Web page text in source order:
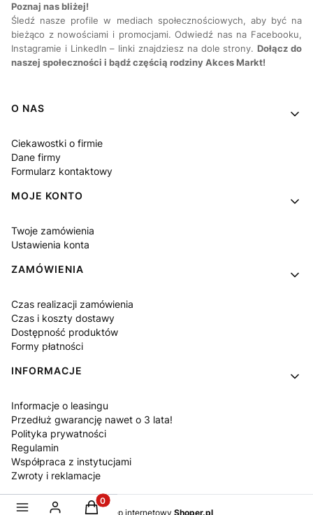
Poznaj nas bliżej!
Śledź nasze profile w mediach społecznościowych, aby być na
bieżąco z nowościami i promocjami. Odwiedź nas na Facebooku,
Instagramie i LinkedIn – linki znajdziesz na dole strony.Dołącz do
naszej społeczności i bądź częścią rodziny Akces Markt!
Linki w stopce
O NAS
Ciekawostki o firmie
Dane firmy
Formularz kontaktowy
MOJE KONTO
Twoje zamówienia
Ustawienia konta
ZAMÓWIENIA
Czas realizacji zamówienia
Czas i koszty dostawy
Dostępność produktów
Formy płatności
INFORMACJE
Informacje o leasingu
Przedłuż gwarancję nawet o 3 lata!
Polityka prywatności
Regulamin
Współpraca z instytucjami
Zwroty i reklamacje
Sklep internetowy Shoper.pl
Produkty w koszyku: 0. Zobacz szczegóły